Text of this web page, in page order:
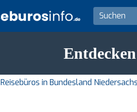
Reisebüros in Bundesland